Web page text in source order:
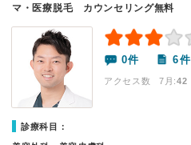
マ・医療脱毛 カウンセリング無料
0件 6件
アクセス数 7月:42
診療科目：